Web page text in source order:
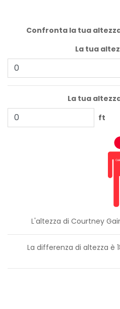
Confronta la tua
La tua
La tua
ft
L'altezza di Courtney
La differenza di altezza è